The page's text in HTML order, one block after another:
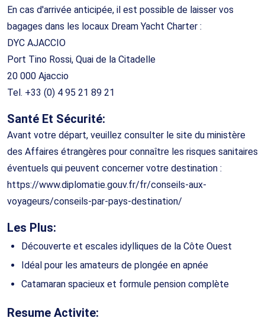
En cas d'arrivée anticipée, il est possible de laisser vos
bagages dans les locaux Dream Yacht Charter :
DYC AJACCIO
Port Tino Rossi, Quai de la Citadelle
20 000 Ajaccio
Tel. +33 (0) 4 95 21 89 21
Santé Et Sécurité:
Avant votre départ, veuillez consulter le site du ministère
des Affaires étrangères pour connaître les risques sanitaires
éventuels qui peuvent concerner votre destination :
https://www.diplomatie.gouv.fr/fr/conseils-aux-
voyageurs/conseils-par-pays-destination/
Les Plus:
Découverte et escales idylliques de la Côte Ouest
Idéal pour les amateurs de plongée en apnée
Catamaran spacieux et formule pension complète
Resume Activite: